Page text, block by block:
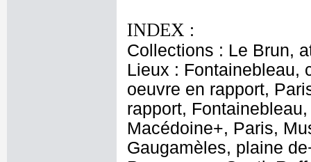
INDEX :
Collections : Le Brun,
Lieux : Fontainebleau,
oeuvre en rapport,
rapport,
Macédoine+, Paris,
Gaugamèles, plaine